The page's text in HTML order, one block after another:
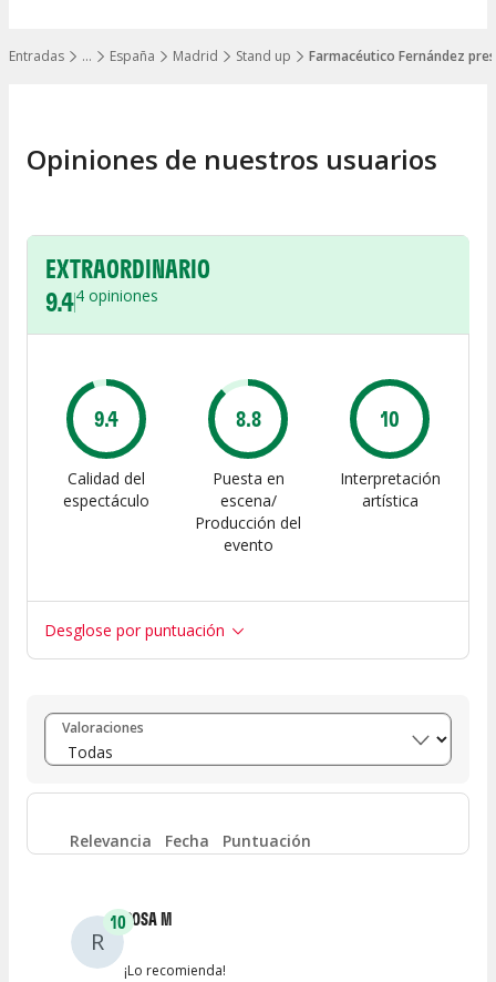
…
Mostrar todos los niveles
Entradas España Madrid Stand up Farmacéutico Fernández
Opiniones de nuestros usuarios
EXTRAORDINARIO
9.44 opiniones
9.4
Calidad del
espectáculo
8.8
Puesta en
escena/
Producción del
evento
10
Interpretación
artística
Desglose por puntuación
Entre 8 y 10 (4)
Entre 6 y 8 (0)
Entre 4 y 6 0
Entre 0 y 2
Valoraciones
Relevancia Fecha Puntuación
R
10ROSA M
¡Lo recomienda!